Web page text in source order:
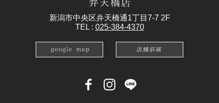
新潟市中央区弁天橋通1丁目7-7 2F
TEL : 025-384-4370